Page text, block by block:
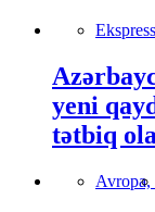
yeni
tətbiq
Avropa,